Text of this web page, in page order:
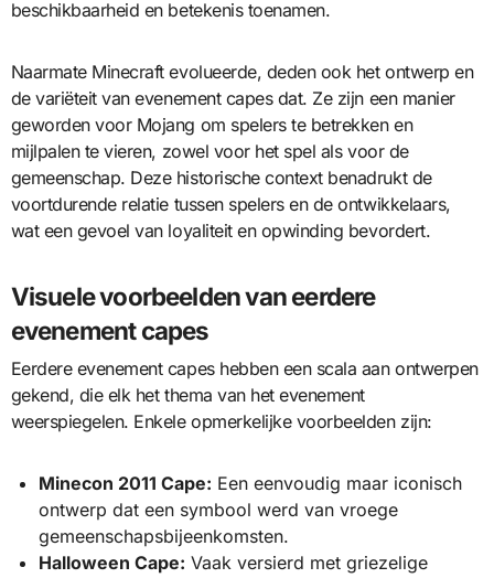
beschikbaarheid en betekenis toenamen.
Naarmate Minecraft evolueerde, deden ook het ontwerp en
de variëteit van evenement capes dat. Ze zijn een manier
geworden voor Mojang om spelers te betrekken en
mijlpalen te vieren, zowel voor het spel als voor de
gemeenschap. Deze historische context benadrukt de
voortdurende relatie tussen spelers en de ontwikkelaars,
wat een gevoel van loyaliteit en opwinding bevordert.
Visuele voorbeelden van eerdere
evenement capes
Eerdere evenement capes hebben een scala aan ontwerpen
gekend, die elk het thema van het evenement
weerspiegelen. Enkele opmerkelijke voorbeelden zijn:
Minecon 2011 Cape: Een eenvoudig maar iconisch
ontwerp dat een symbool werd van vroege
gemeenschapsbijeenkomsten.
Halloween Cape: Vaak versierd met griezelige